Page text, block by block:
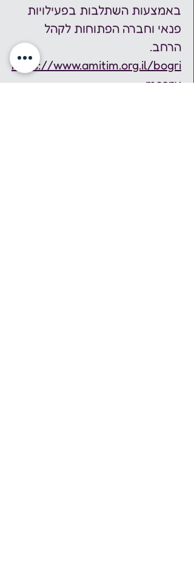
באמצעות השתלבות בפעילויות
פנאי וחברה הפתוחות לקהל
הרחב.
https://www.amitim.org.il/bogri
mcopy